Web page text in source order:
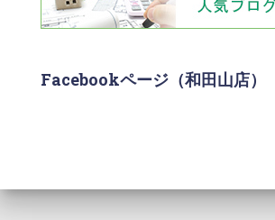
Facebookページ（和田山店）